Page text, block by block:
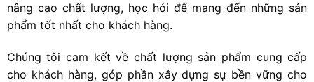
nâng cao chất lượng, học hỏi để mang đến những sản
phẩm tốt nhất cho khách hàng.
Chúng tôi cam kết về chất lượng sản phẩm cung cấp
cho khách hàng, góp phần xây dựng sự bền vững cho